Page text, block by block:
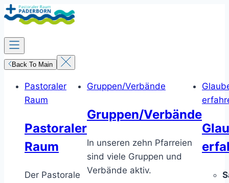
Zum
Inhalt
springen
Back To Main
Pastoraler
Raum
Pastoraler
Raum
Der Pastorale
Gruppen/Verbände
Gruppen/Verbände
In unseren zehn Pfarreien
sind viele Gruppen und
Verbände aktiv.